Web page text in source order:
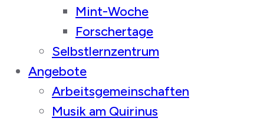
Mint-Woche
Forschertage
Selbstlernzentrum
Angebote
Arbeitsgemeinschaften
Musik am Quirinus